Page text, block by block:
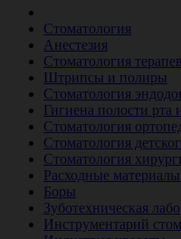
Стоматология
Анестезия
Стоматология
Штрипсы и полиры
Стоматология
Гигиена полости рта
Стоматология
Стоматология
Стоматология
Расходные
Боры
Зуботехническая
Инструментарий